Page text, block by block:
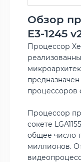
Обзор
E3-1245
Процессор
процессоров
Процессор
сокете
общее число
миллионов.